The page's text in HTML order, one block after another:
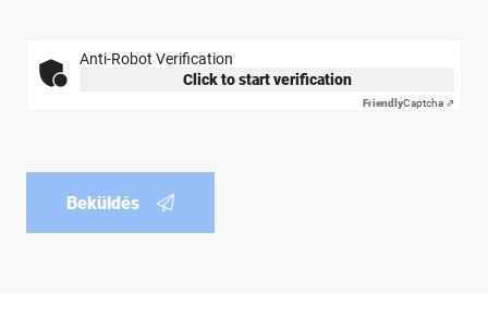
Anti-Robot Verification
Click to start verification
FriendlyCaptcha ⇗
Beküldés